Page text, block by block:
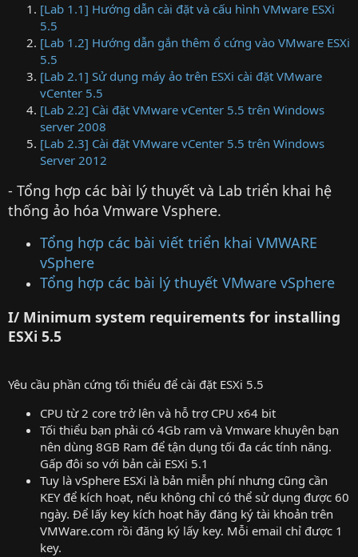
[Lab 1.1] Hướng dẫn cài đặt và cấu hình VMware ESXi
5.5
[Lab 1.2] Hướng dẫn gắn thêm ổ cứng vào VMware ESXi
5.5
[Lab 2.1] Sử dụng máy ảo trên ESXi cài đặt VMware
vCenter 5.5
[Lab 2.2] Cài đặt VMware vCenter 5.5 trên Windows
server 2008
[Lab 2.3] Cài đặt VMware vCenter 5.5 trên Windows
Server 2012
- Tổng hợp các bài lý thuyết và Lab triển khai hệ
thống ảo hóa Vmware Vsphere.
Tổng hợp các bài viết triển khai VMWARE
vSphere
Tổng hợp các bài lý thuyết VMware vSphere
I/ Minimum system requirements for installing
ESXi 5.5
Yêu cầu phần cứng tối thiểu để cài đặt ESXi 5.5
CPU từ 2 core trở lên và hỗ trợ CPU x64 bit
Tối thiểu bạn phải có 4Gb ram và Vmware khuyên bạn
nên dùng 8GB Ram để tận dụng tối đa các tính năng.
Gấp đôi so với bản cài ESXi 5.1
Tuy là vSphere ESXi là bản miễn phí nhưng cũng cần
KEY để kích hoạt, nếu không chỉ có thể sử dụng được 60
ngày. Để lấy key kích hoạt hãy đăng ký tài khoản trên
VMWare.com rồi đăng ký lấy key. Mỗi email chỉ được 1
key.